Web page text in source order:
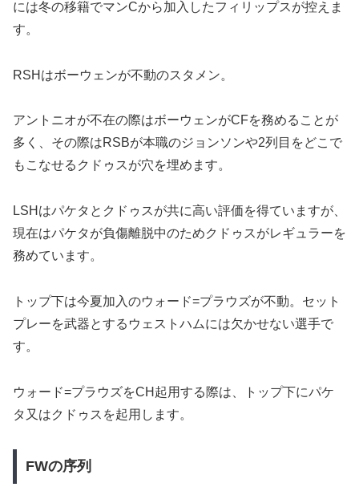
には冬の移籍でマンCから加入したフィリップスが控えま
す。
RSHはボーウェンが不動のスタメン。
アントニオが不在の際はボーウェンがCFを務めることが
多く、その際はRSBが本職のジョンソンや2列目をどこで
もこなせるクドゥスが穴を埋めます。
LSHはパケタとクドゥスが共に高い評価を得ていますが、
現在はパケタが負傷離脱中のためクドゥスがレギュラーを
務めています。
トップ下は今夏加入のウォード=プラウズが不動。セット
プレーを武器とするウェストハムには欠かせない選手で
す。
ウォード=プラウズをCH起用する際は、トップ下にパケ
タ又はクドゥスを起用します。
FWの序列